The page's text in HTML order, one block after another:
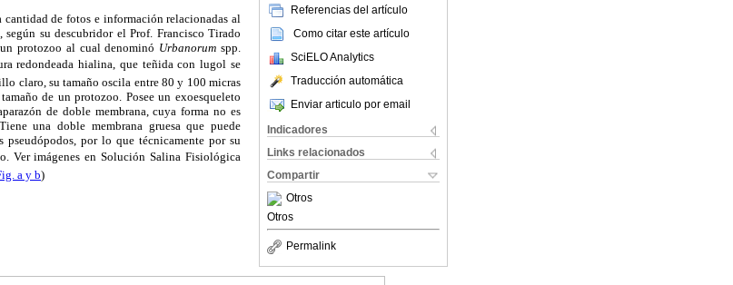
Referencias del artículo
Como citar este artículo
SciELO Analytics
Traducción automática
Enviar articulo por email
Indicadores
Links relacionados
Compartir
Otros
Otros
Permalink
cantidad de fotos e información relacionadas al
su descubridor el Prof. Francisco Tirado
protozoo al cual denominó Urbanorumspp.
redondeada hialina, que teñida con lugol se
claro, su tamaño oscila entre 80 y 100 micras
de un protozoo. Posee un exoesqueleto
de doble membrana, cuya forma no es
una doble membrana gruesa que puede
pseudópodos, por lo que técnicamente por su
Ver imágenes en Solución Salina Fisiológica
a y b)